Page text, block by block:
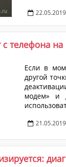
того,
22.05.2019
с телефона
Если в
другой
модем» и
21.05.2019